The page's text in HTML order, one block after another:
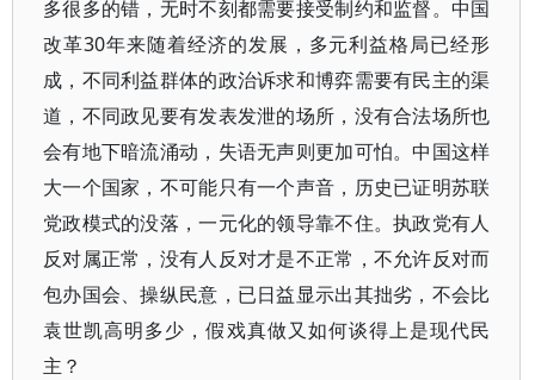
多很多的错，无时不刻都需要接受制约和监督。中国
改革30年来随着经济的发展，多元利益格局已经形
成，不同利益群体的政治诉求和博弈需要有民主的渠
道，不同政见要有发表发泄的场所，没有合法场所也
会有地下暗流涌动，失语无声则更加可怕。中国这样
大一个国家，不可能只有一个声音，历史已证明苏联
党政模式的没落，一元化的领导靠不住。执政党有人
反对属正常，没有人反对才是不正常，不允许反对而
包办国会、操纵民意，已日益显示出其拙劣，不会比
袁世凯高明多少，假戏真做又如何谈得上是现代民
主？